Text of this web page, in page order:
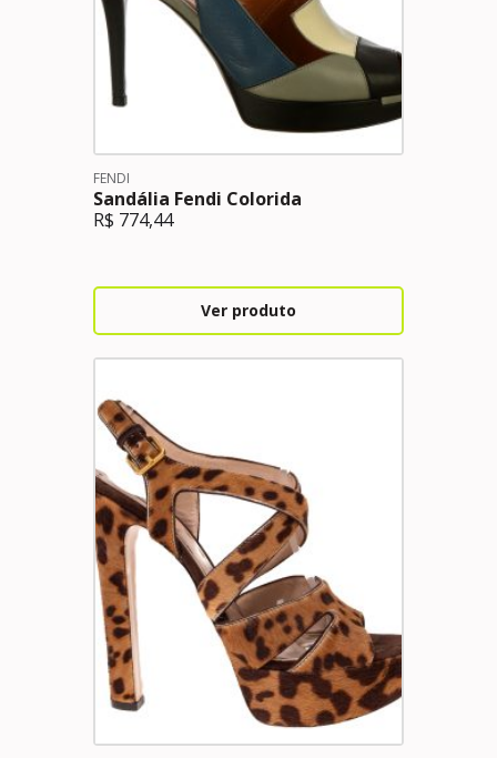
FENDI
Sandália Fendi Colorida
R$ 774,44
Ver produto